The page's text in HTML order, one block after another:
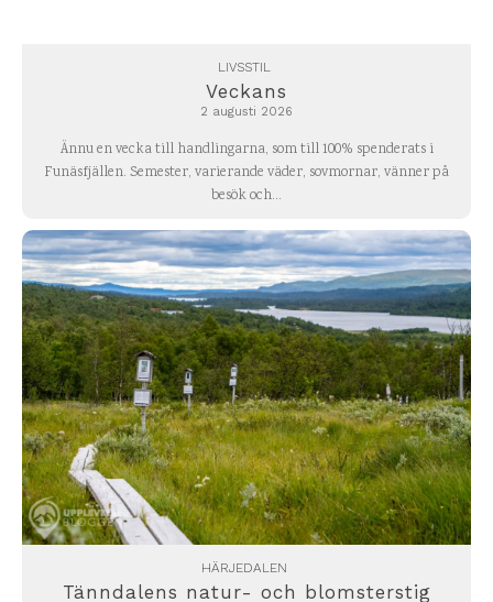
LIVSSTIL
Veckans
2 augusti 2026
Ännu en vecka till handlingarna, som till 100% spenderats i
Funäsfjällen. Semester, varierande väder, sovmornar, vänner på
besök och...
HÄRJEDALEN
Tänndalens natur- och blomsterstig